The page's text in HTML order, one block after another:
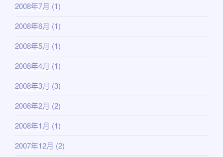
2008年7月 (1)
2008年6月 (1)
2008年5月 (1)
2008年4月 (1)
2008年3月 (3)
2008年2月 (2)
2008年1月 (1)
2007年12月 (2)